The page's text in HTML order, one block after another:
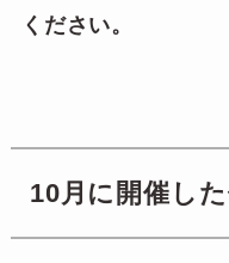
ください。
10月に開催し